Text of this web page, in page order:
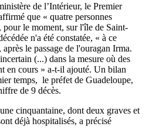
de l’Intérieur, le Premier
que « quatre personnes
pour le moment, sur l'île de Saint-
n'a été constatée, « à ce
le passage de l'ouragan Irma.
(...) dans la mesure où des
en cours » a-t-il ajouté. Un bilan
temps, le préfet de Guadeloupe,
de 9 décès.
cinquantaine, dont deux graves et
déjà hospitalisés, a précisé